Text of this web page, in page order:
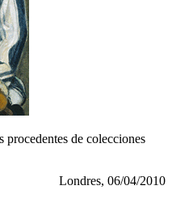
procedentes de colecciones
Londres, 06/04/2010